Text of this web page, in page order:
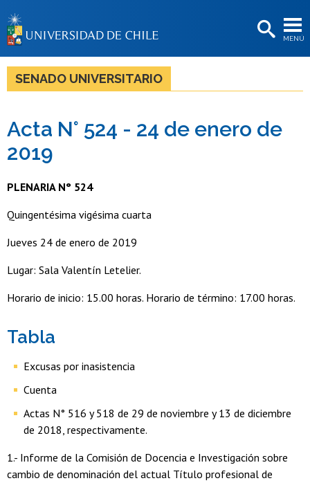
MENÚ
BIBLIOTECAS
LA UNIVERSIDAD
Estudiantes
Egresadas/os
SENADO UNIVERSITARIO
Acta N° 524 - 24 de enero de
2019
PLENARIA N° 524
Quingentésima vigésima cuarta
Jueves 24 de enero de 2019
Lugar: Sala Valentín Letelier.
Horario de inicio: 15.00 horas. Horario de término: 17.00 horas.
Tabla
Excusas por inasistencia
Cuenta
Actas N° 516 y 518 de 29 de noviembre y 13 de diciembre
de 2018, respectivamente.
1.- Informe de la Comisión de Docencia e Investigación sobre
cambio de denominación del actual Título profesional de